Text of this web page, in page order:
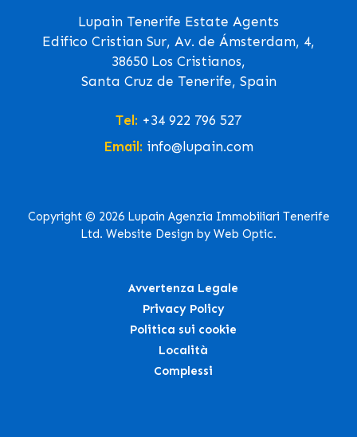
Lupain Tenerife Estate Agents
Edifico Cristian Sur, Av. de Ámsterdam, 4,
38650 Los Cristianos,
Santa Cruz de Tenerife, Spain
Tel: +34 922 796 527
Email: info@lupain.com
Copyright © 2026 Lupain Agenzia Immobiliari Tenerife
Ltd. Website Design by Web Optic.
Avvertenza Legale
Privacy Policy
Politica sui cookie
Località
Complessi